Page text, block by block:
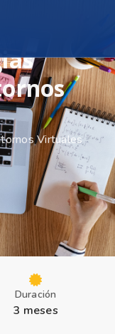
Virtuales
Duración
3 meses